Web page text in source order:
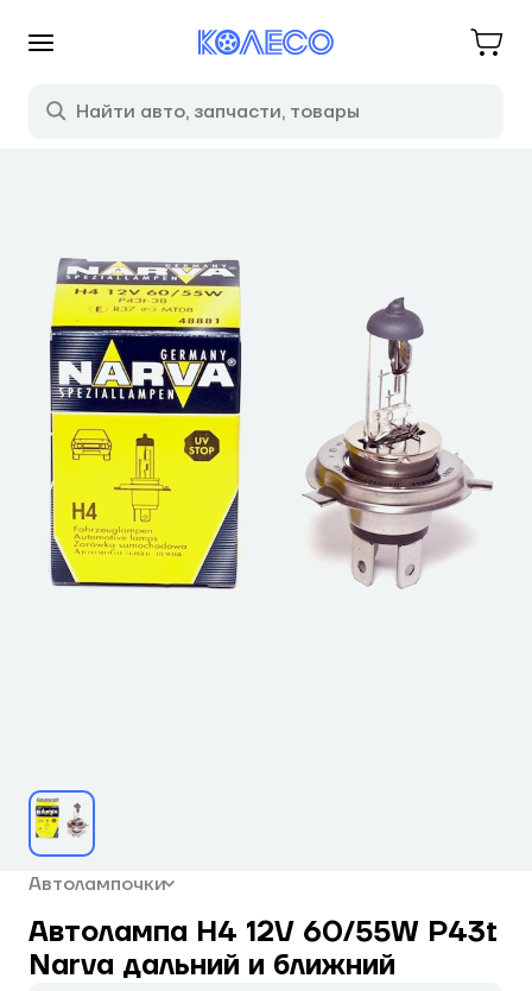
Автолампочки
Автолампа H4 12V 60/55W P43t
Narva дальний и ближний